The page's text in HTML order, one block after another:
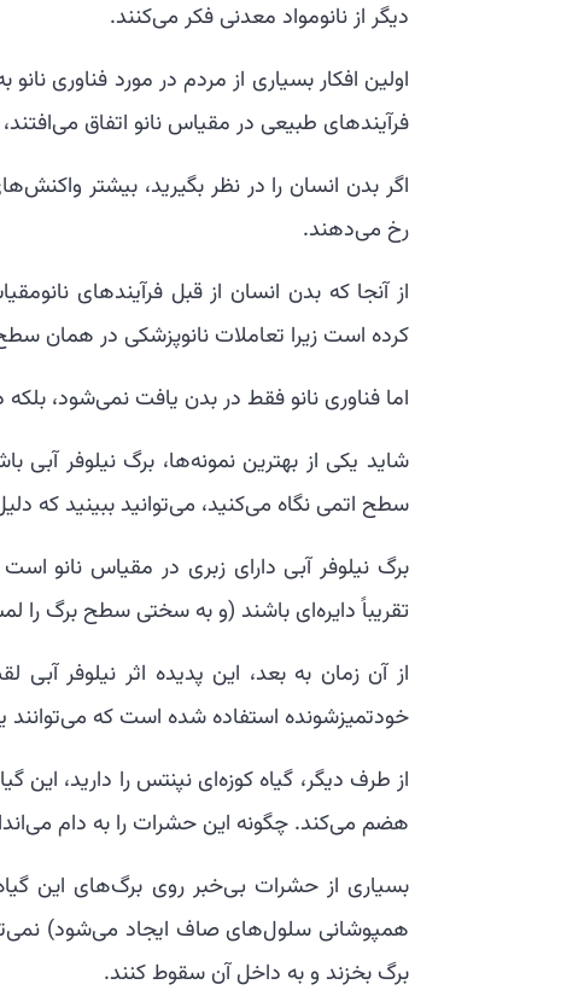
دیگر از نانومواد معدنی فکر می‌کنند.
اولین افکار بسیاری از مردم در مورد فناوری
فرآیندهای طبیعی در مقیاس نانو اتفاق
اگر بدن انسان را در نظر بگیرید، بیشتر
رخ می‌دهند.
از آنجا که بدن انسان از قبل فرآیندهای
کرده است زیرا تعاملات نانوپزشکی در همان
اما فناوری نانو فقط در بدن یافت نمی‌شود،
شاید یکی از بهترین نمونه‌ها، برگ نیلوفر
سطح اتمی نگاه می‌کنید، می‌توانید ببینید که
برگ نیلوفر آبی دارای زبری در مقیاس نانو
تقریباً دایره‌ای باشند (و به سختی سطح برگ را
از آن زمان به بعد، این پدیده اثر نیلوفر
خودتمیزشونده استفاده شده است که می‌توانند
از طرف دیگر، گیاه کوزه‌ای نپنتس را دارید، این
هضم می‌کند. چگونه این حشرات را به دام
بسیاری از حشرات بی‌خبر روی برگ‌های این
همپوشانی سلول‌های صاف ایجاد می‌شود)
برگ بخزند و به داخل آن سقوط کنند.